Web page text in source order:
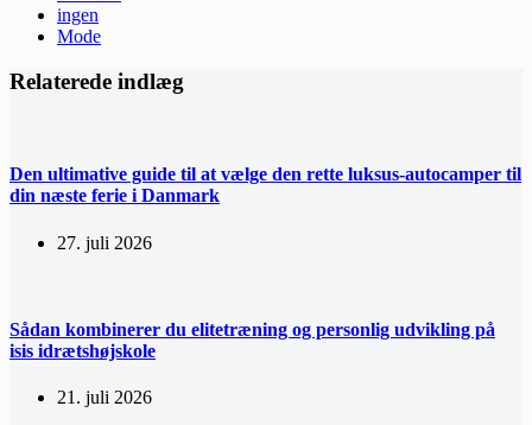
ingen
Mode
Relaterede indlæg
Den ultimative guide til at vælge den rette luksus-autocamper til
din næste ferie i Danmark
27. juli 2026
Sådan kombinerer du elitetræning og personlig udvikling på
isis idrætshøjskole
21. juli 2026